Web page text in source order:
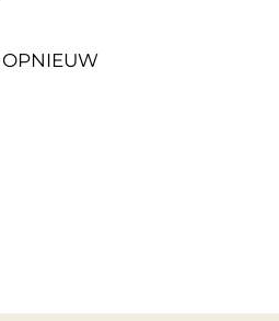
OPNIEUW